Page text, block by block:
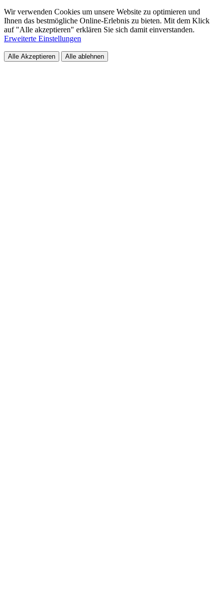
Wir verwenden Cookies um unsere Website zu optimieren und
Ihnen das bestmögliche Online-Erlebnis zu bieten. Mit dem Klick
auf "Alle akzeptieren" erklären Sie sich damit einverstanden.
Erweiterte Einstellungen
Alle Akzeptieren Alle ablehnen